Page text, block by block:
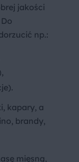
jakości
np.:
kapary, a
brandy,
mięsną,